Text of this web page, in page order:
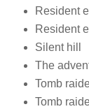
Resident
Resident
Silent hill
The
Tomb
Tomb